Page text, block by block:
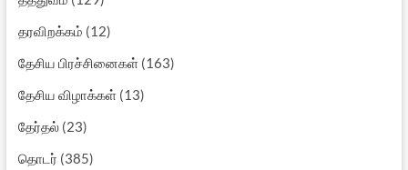
தரவிறக்கம் (12)
தேசிய பிரச்சினைகள்(163)
தேசிய விழாக்கள்(13)
தேர்தல்(23)
தொடர் (385)